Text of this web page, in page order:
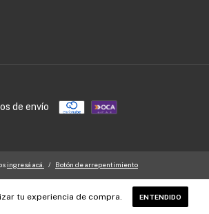
tu experiencia de compra. ENTENDIDO
de envío
ingresá acá. / Botón de arrepentimiento